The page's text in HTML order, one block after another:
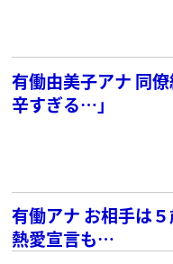
有働由美子アナ 同
辛すぎる…」
有働アナ お相手は
熱愛宣言も…